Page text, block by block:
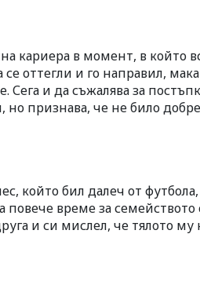
кариера в момент, в който
се оттегли и го направил,
и да съжалява за
признава, че не било
който бил далеч от
време за
и си мислел, че тялото